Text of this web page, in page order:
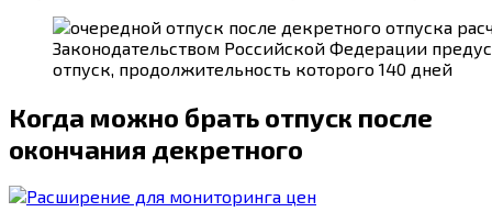
Законодательством Российской Федерации
отпуск, продолжительность которого 140 дней
Когда можно брать отпуск после
окончания декретного